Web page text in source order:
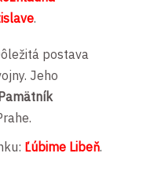
.
postava
Jeho
Pamätník
Ľúbime Libeň.